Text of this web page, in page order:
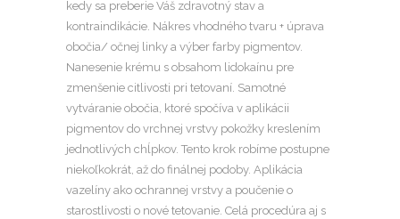
kedy sa preberie Váš zdravotný stav a
kontraindikácie. Nákres vhodného tvaru + úprava
obočia/ očnej linky a výber farby pigmentov.
Nanesenie krému s obsahom lidokaínu pre
zmenšenie citlivosti pri tetovaní. Samotné
vytváranie obočia, ktoré spočíva v aplikácii
pigmentov do vrchnej vrstvy pokožky kreslením
jednotlivých chĺpkov. Tento krok robíme postupne
niekoľkokrát, až do finálnej podoby. Aplikácia
vazelíny ako ochrannej vrstvy a poučenie o
starostlivosti o nové tetovanie. Celá procedúra aj s